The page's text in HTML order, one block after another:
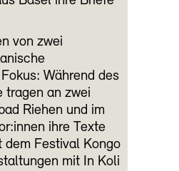
von zwei
Während des
tragen an zwei
Riehen und im
ihre Texte
dem Festival Kongo
mit In Koli